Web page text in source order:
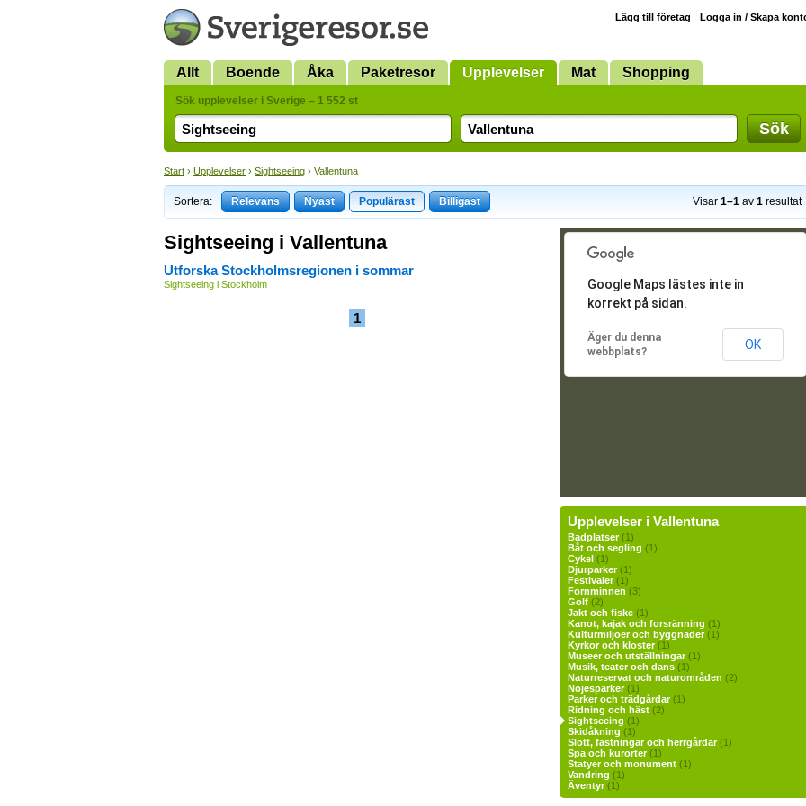
Lägg till företag Logga in / Skapa
Allt Boende Åka Paketresor Upplevelser Mat Shopping
Sök upplevelser i Sverige – 1 552 st
Sök
Start › Upplevelser › Sightseeing › Vallentuna
Sortera: Relevans Nyast Populärast Billigast Visar 1–1 av 1 resultat
Sightseeing i Vallentuna
Utforska Stockholmsregionen i sommar
Sightseeing i Stockholm
1
Google Maps lästes inte in
korrekt på sidan.
Äger du denna
webbplats?
OK
Upplevelser i Vallentuna
Badplatser(1)
Båt och segling (1)
Cykel (1)
Djurparker(1)
Festivaler(1)
Fornminnen (3)
Golf (2)
Jakt och fiske (1)
Kanot, kajak och forsränning (1)
Kulturmiljöer och byggnader(1)
Kyrkor och kloster(1)
Museer och utställningar(1)
Musik, teater och dans (1)
Naturreservat och naturområden (2)
Nöjesparker(1)
Parker och trädgårdar(1)
Ridning och häst (2)
Sightseeing (1)
Skidåkning (1)
Slott, fästningar och herrgårdar(1)
Spa och kurorter(1)
Statyer och monument (1)
Vandring (1)
Äventyr(1)